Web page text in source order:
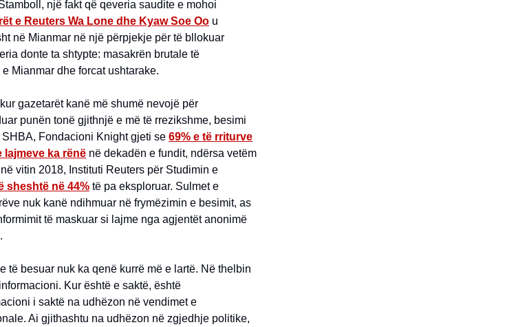
një fakt që qeveria saudite e mohoi
e Reuters Wa Lone dhe Kyaw Soe Oo u
në Mianmar në një përpjekje për të bllokuar
donte ta shtypte: masakrën brutale të
Mianmar dhe forcat ushtarake.
gazetarët kanë më shumë nevojë për
punën tonë gjithnjë e më të rrezikshme, besimi
Fondacioni Knight gjeti se 69% e të rriturve
lajmeve ka rënë në dekadën e fundit, ndërsa vetëm
vitin 2018, Instituti Reuters për Studimin e
sheshtë në 44% të pa eksploruar. Sulmet e
nuk kanë ndihmuar në frymëzimin e besimit, as
të maskuar si lajme nga agjentët anonimë
të besuar nuk ka qenë kurrë më e lartë. Në thelbin
Kur është e saktë, është
i saktë na udhëzon në vendimet e
Ai gjithashtu na udhëzon në zgjedhje politike,